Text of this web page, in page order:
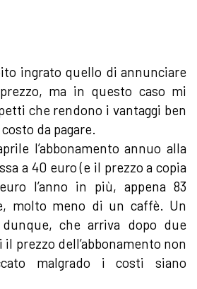
ingrato quello di annunciare
ma in questo caso mi
che rendono i vantaggi ben
da pagare.
l’abbonamento annuo alla
a 40 euro (e il prezzo a copia
l’anno in più, appena 83
molto meno di un caffè. Un
che arriva dopo due
prezzo dell’abbonamento non
malgrado i costi siano